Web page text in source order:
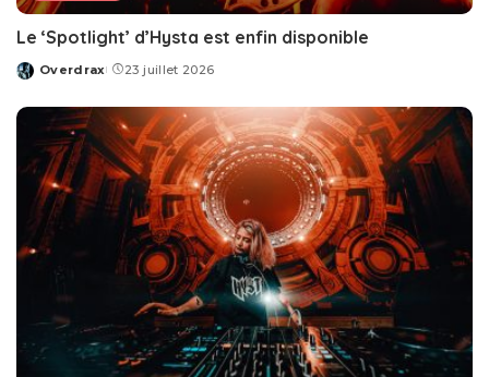
Le ‘Spotlight’ d’Hysta est enfin disponible
Posted
Overdrax 23 juillet 2026